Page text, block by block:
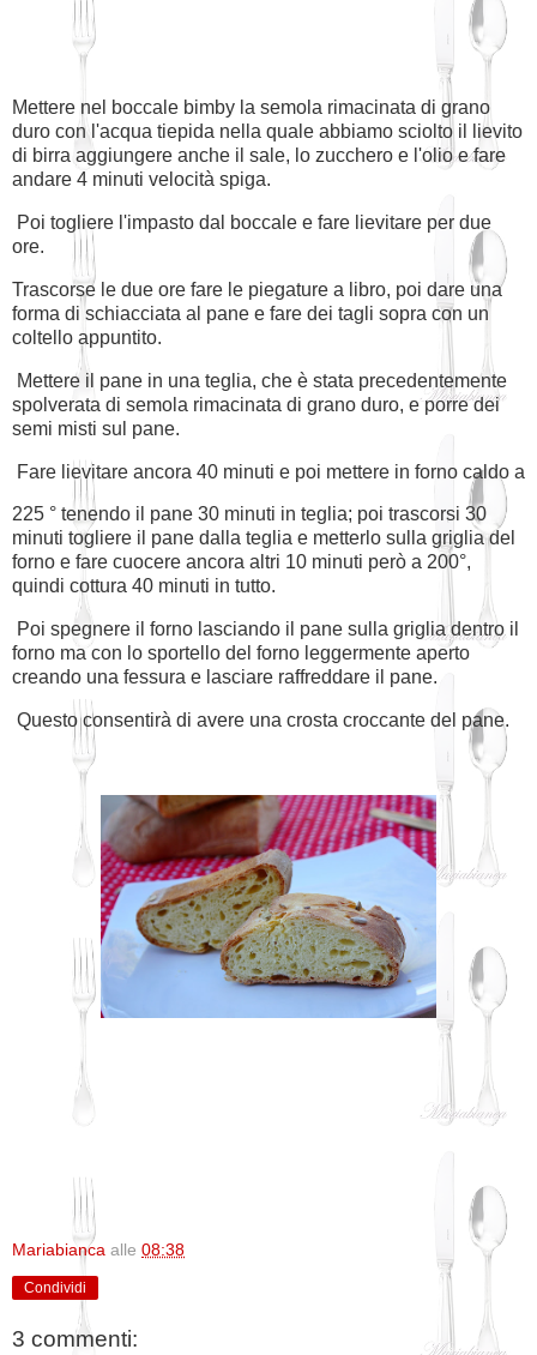
Mettere nel boccale bimby la semola rimacinata di grano
duro con l'acqua tiepida nella quale abbiamo sciolto il lievito
di birra aggiungere anche il sale, lo zucchero e l'olio e fare
andare 4 minuti velocità spiga.
Poi togliere l'impasto dal boccale e fare lievitare per due
ore.
Trascorse le due ore fare le piegature a libro, poi dare una
forma di schiacciata al pane e fare dei tagli sopra con un
coltello appuntito.
Mettere il pane in una teglia, che è stata precedentemente
spolverata di semola rimacinata di grano duro, e porre dei
semi misti sul pane.
Fare lievitare ancora 40 minuti e poi mettere in forno caldo a
225 ° tenendo il pane 30 minuti in teglia; poi trascorsi 30
minuti togliere il pane dalla teglia e metterlo sulla griglia del
forno e fare cuocere ancora altri 10 minuti però a 200°,
quindi cottura 40 minuti in tutto.
Poi spegnere il forno lasciando il pane sulla griglia dentro il
forno ma con lo sportello del forno leggermente aperto
creando una fessura e lasciare raffreddare il pane.
Questo consentirà di avere una crosta croccante del pane.
Mariabianca alle 08:38
Condividi
3 commenti: